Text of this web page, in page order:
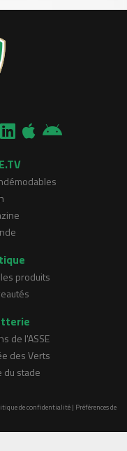
produits
de l'ASSE
des Verts
du stade
de confidentialité| Préférences de